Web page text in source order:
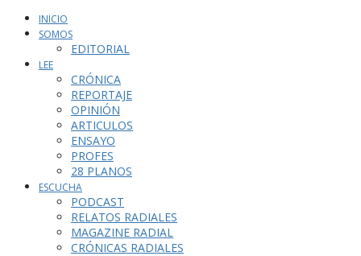
INICIO
SOMOS
EDITORIAL
LEE
CRÓNICA
REPORTAJE
OPINIÓN
ARTICULOS
ENSAYO
PROFES
28 PLANOS
ESCUCHA
PODCAST
RELATOS RADIALES
MAGAZINE RADIAL
CRÓNICAS RADIALES